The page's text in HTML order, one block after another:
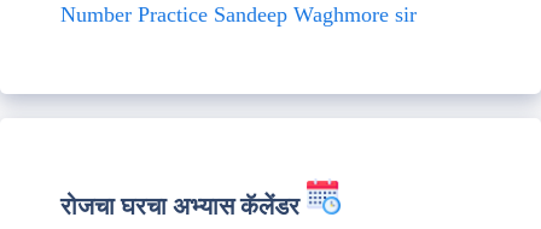
Number Practice Sandeep Waghmore sir
रोजचा घरचा अभ्यास कॅलेंडर